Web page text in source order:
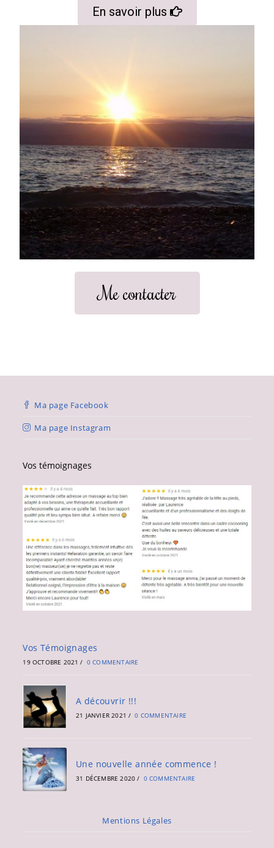
En savoir plus
Me contacter
Ma page Facebook
Ma page Instagram
Vos témoignages
Vos Témoignages
19 OCTOBRE 2021 / 0 COMMENTAIRE
A découvrir !!!
21 JANVIER 2021 / 0 COMMENTAIRE
Une nouvelle année commence !
31 DÉCEMBRE 2020 / 0 COMMENTAIRE
Mentions Légales